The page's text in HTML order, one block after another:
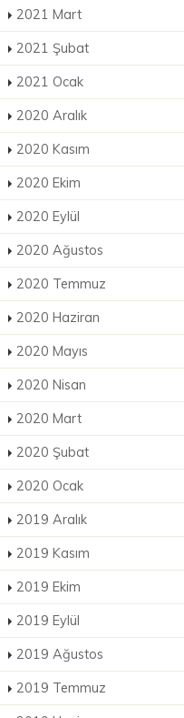
2021 Mart
2021 Şubat
2021 Ocak
2020 Aralık
2020 Kasım
2020 Ekim
2020 Eylül
2020 Ağustos
2020 Temmuz
2020 Haziran
2020 Mayıs
2020 Nisan
2020 Mart
2020 Şubat
2020 Ocak
2019 Aralık
2019 Kasım
2019 Ekim
2019 Eylül
2019 Ağustos
2019 Temmuz